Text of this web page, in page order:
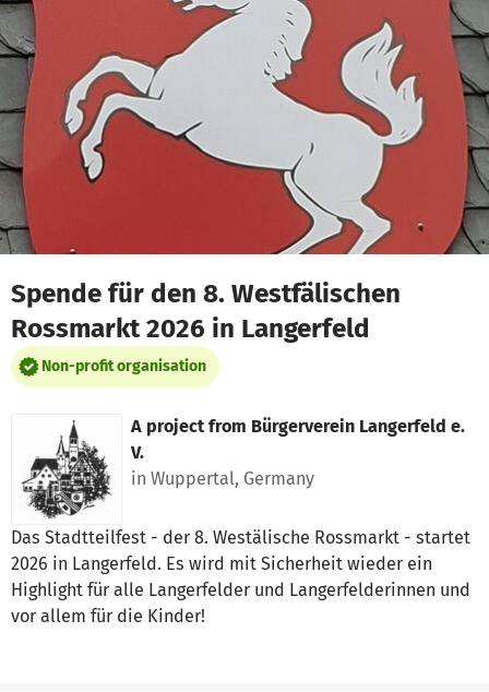
Skip to main content
Show accessibility statement
Spende für den 8. Westfälischen
Rossmarkt 2026 in Langerfeld
Non-profit organisation
A project from Bürgerverein Langerfeld e.
V.
in Wuppertal, Germany
Das Stadtteilfest - der 8. Westälische Rossmarkt - startet
2026 in Langerfeld. Es wird mit Sicherheit wieder ein
Highlight für alle Langerfelder und Langerfelderinnen und
vor allem für die Kinder!